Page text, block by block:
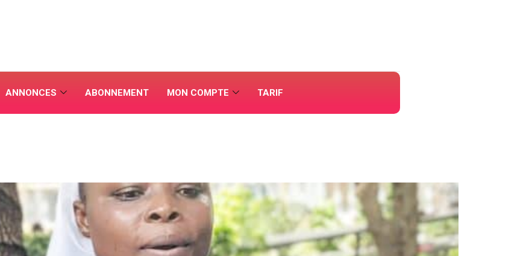
ANNONCES ABONNEMENT MON COMPTE TARIF